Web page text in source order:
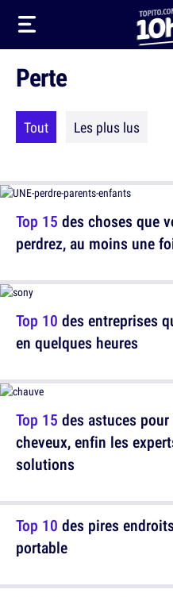
Perte
Tout Les plus lus
Top 15 des choses que
perdrez, au moins une
Top 10 des entreprises
en quelques heures
Top 10 des pires
portable
Top 15 des astuces
cheveux, enfin les
solutions